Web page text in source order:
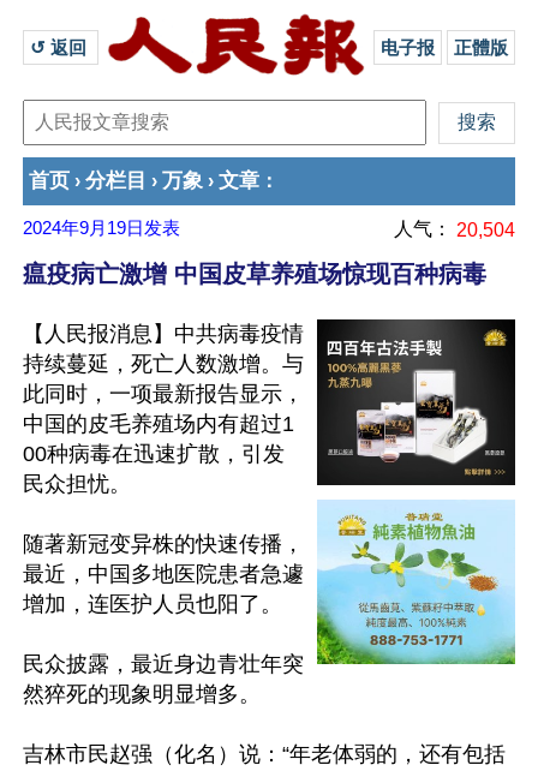
↺ 返回 电子报 正體版
首页 › 分栏目 › 万象 › 文章 ：
2024年9月19日 发表 人气： 20,504
瘟疫病亡激增 中国皮草养殖场惊现百种病毒
【人民报消息】中共病毒疫情
持续蔓延，死亡人数激增。与
此同时，一项最新报告显示，
中国的皮毛养殖场内有超过1
00种病毒在迅速扩散，引发
民众担忧。
随著新冠变异株的快速传播，
最近，中国多地医院患者急遽
增加，连医护人员也阳了。
民众披露，最近身边青壮年突
然猝死的现象明显增多。
吉林市民赵强（化名）说：“年老体弱的，还有包括